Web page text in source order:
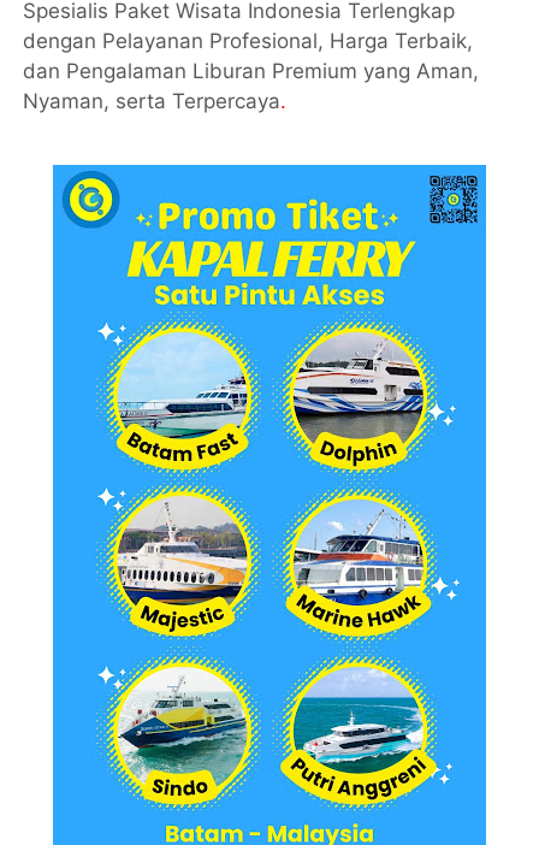
Spesialis Paket Wisata Indonesia Terlengkap
dengan Pelayanan Profesional, Harga Terbaik,
dan Pengalaman Liburan Premium yang Aman,
Nyaman, serta Terpercaya.